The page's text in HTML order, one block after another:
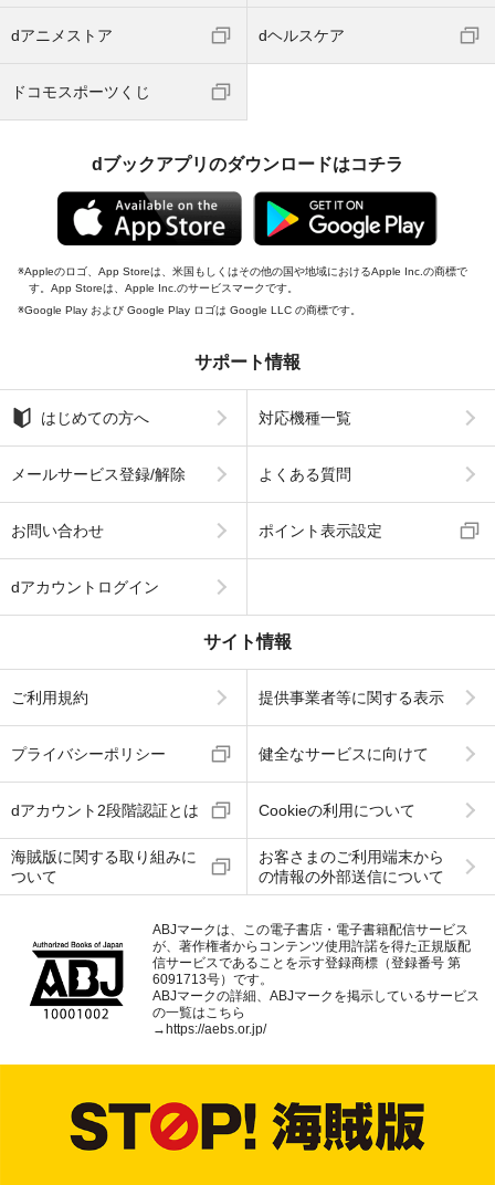
dアニメストア dヘルスケア
ドコモスポーツくじ
dブックアプリのダウンロードはコチラ
Appleのロゴ、App Storeは、米国もしくはその他の国や地域におけるApple Inc.の商標で
す。App Storeは、Apple Inc.のサービスマークです。
Google Play および Google Play ロゴは Google LLC の商標です。
サポート情報
はじめての方へ 対応機種一覧
メールサービス登録/解除 よくある質問
お問い合わせ ポイント表示設定
dアカウントログイン
サイト情報
ご利用規約 提供事業者等に関する表示
プライバシーポリシー 健全なサービスに向けて
dアカウント2段階認証とは Cookieの利用について
海賊版に関する取り組みに
ついて
お客さまのご利用端末から
の情報の外部送信について
ABJマークは、この電子書店・電子書籍配信サービス
が、著作権者からコンテンツ使用許諾を得た正規版配
信サービスであることを示す登録商標（登録番号 第
6091713号）です。
ABJマークの詳細、ABJマークを掲示しているサービス
の一覧はこちら
→ https://aebs.or.jp/